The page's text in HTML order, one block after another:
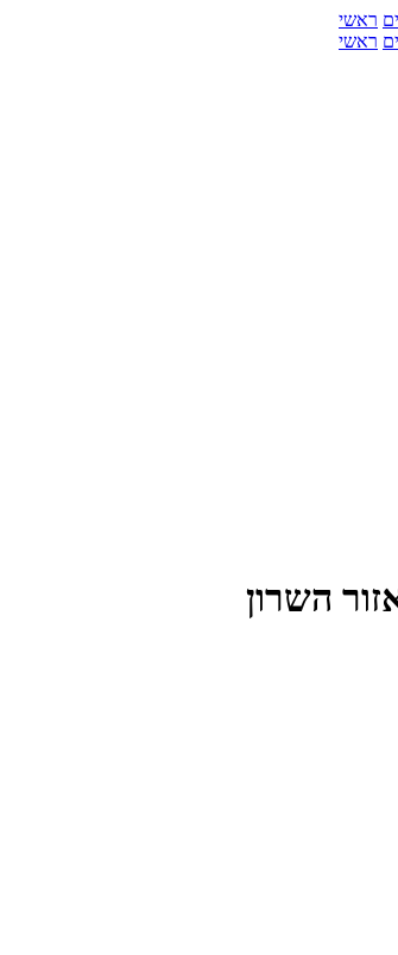
ראשי
ראשי
השרון